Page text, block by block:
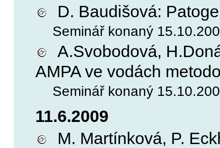
D. Baudišová:
Seminář konaný
A.Svobodová,
AMPA ve vodách
Seminář konaný
11.6.2009
M. Martínková, P.